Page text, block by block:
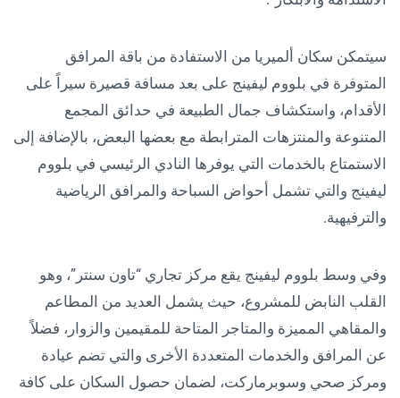
سيتمكن سكان ألميريا من الاستفادة من باقة المرافق
المتوفرة في بلووم ليفينج على بعد مسافة قصيرة سيراً على
الأقدام، واستكشاف جمال الطبيعة في حدائق المجمع
المتنوعة والمنتزهات المترابطة مع بعضها البعض، بالإضافة إلى
الاستمتاع بالخدمات التي يوفرها النادي الرئيسي في بلووم
ليفينج والتي تشمل أحواض السباحة والمرافق الرياضية
والترفيهية.
وفي وسط بلووم ليفينج يقع مركز تجاري “تاون سنتر”، وهو
القلب النابض للمشروع، حيث يشمل العديد من المطاعم
والمقاهي المميزة والمتاجر المتاحة للمقيمين والزوار، فضلاً
عن المرافق والخدمات المتعددة الأخرى والتي تضم عيادة
ومركز صحي وسوبرماركت، لضمان حصول السكان على كافة